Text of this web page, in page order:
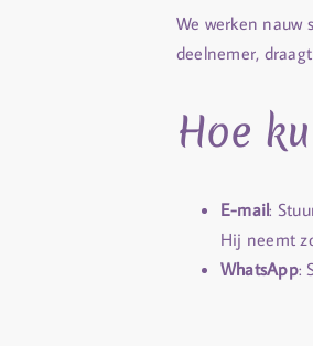
We werken nauw
deelnemer,
Hoe
E-mail:
Hij neemt
WhatsApp: